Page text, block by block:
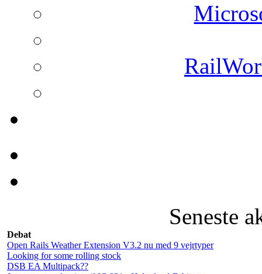
Seneste
Debat
Open Rails Weather Extension V3.2 nu med 9 vejrtyper
Looking for some rolling stock
DSB EA Multipack??